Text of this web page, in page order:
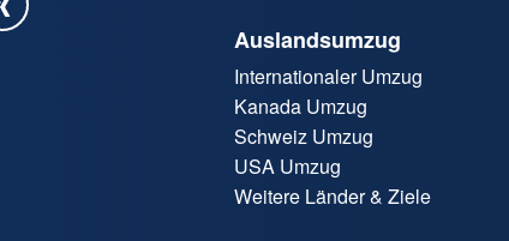
Auslandsumzug
Internationaler Umzug
Kanada Umzug
Schweiz Umzug
USA Umzug
Weitere Länder & Ziele